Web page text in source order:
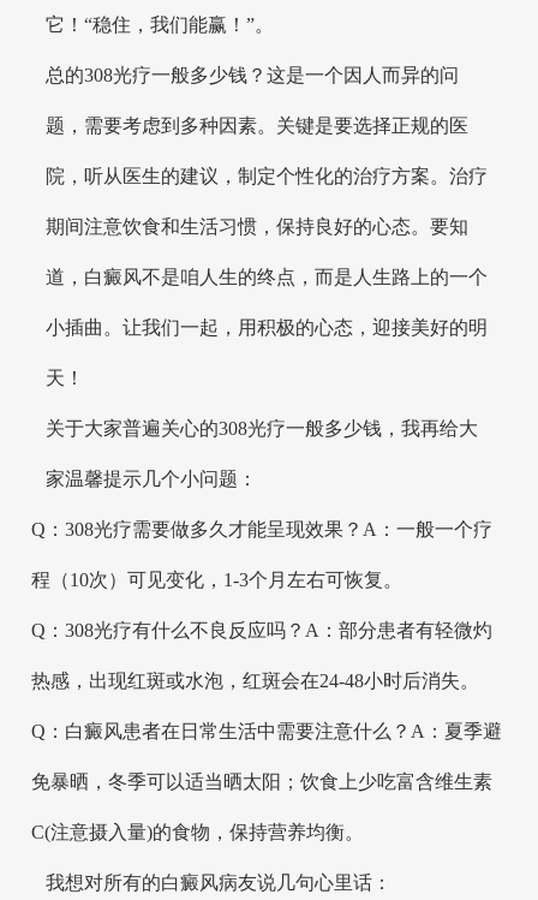
它！“稳住，我们能赢！”。
总的308光疗一般多少钱？这是一个因人而异的问
题，需要考虑到多种因素。关键是要选择正规的医
院，听从医生的建议，制定个性化的治疗方案。治疗
期间注意饮食和生活习惯，保持良好的心态。要知
道，白癜风不是咱人生的终点，而是人生路上的一个
小插曲。让我们一起，用积极的心态，迎接美好的明
天！
关于大家普遍关心的308光疗一般多少钱，我再给大
家温馨提示几个小问题：
Q：308光疗需要做多久才能呈现效果？A：一般一个疗
程（10次）可见变化，1-3个月左右可恢复。
Q：308光疗有什么不良反应吗？A：部分患者有轻微灼
热感，出现红斑或水泡，红斑会在24-48小时后消失。
Q：白癜风患者在日常生活中需要注意什么？A：夏季避
免暴晒，冬季可以适当晒太阳；饮食上少吃富含维生素
C(注意摄入量)的食物，保持营养均衡。
我想对所有的白癜风病友说几句心里话：